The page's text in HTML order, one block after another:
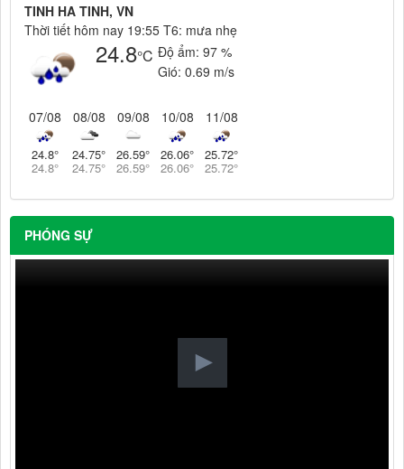
TINH HA TINH, VN
Thời tiết hôm nay 19:55 T6: mưa nhẹ
24.8°C Độ ẩm: 97 %
Gió: 0.69 m/s
07/08
24.8°
24.8°
08/08
24.75°
24.75°
09/08
26.59°
26.59°
10/08
26.06°
26.06°
11/08
25.72°
25.72°
PHÓNG SỰ